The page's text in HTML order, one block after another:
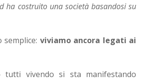
ha costruito una società basandosi su
viviamo ancora legati ai
tutti vivendo si sta manifestando